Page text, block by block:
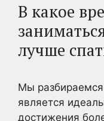
В какое
лучше
Мы
является
достижения